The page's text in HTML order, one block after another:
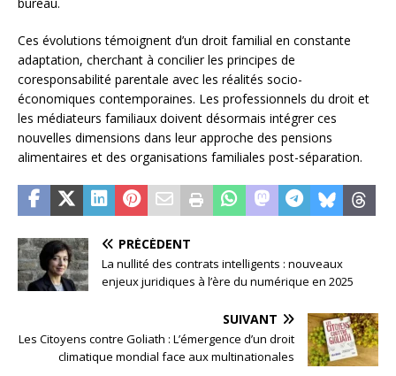
bureau.
Ces évolutions témoignent d’un droit familial en constante
adaptation, cherchant à concilier les principes de
coresponsabilité parentale avec les réalités socio-
économiques contemporaines. Les professionnels du droit et
les médiateurs familiaux doivent désormais intégrer ces
nouvelles dimensions dans leur approche des pensions
alimentaires et des organisations familiales post-séparation.
PRÉCÉDENT
La nullité des contrats intelligents : nouveaux
enjeux juridiques à l’ère du numérique en 2025
SUIVANT
Les Citoyens contre Goliath : L’émergence d’un droit
climatique mondial face aux multinationales